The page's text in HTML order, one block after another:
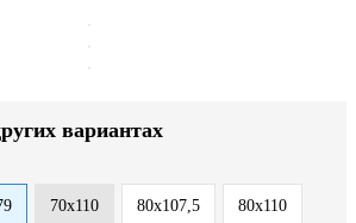
вариантах
70x110 80x107,5 80х110